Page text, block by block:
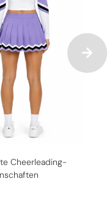
Cheerleading-